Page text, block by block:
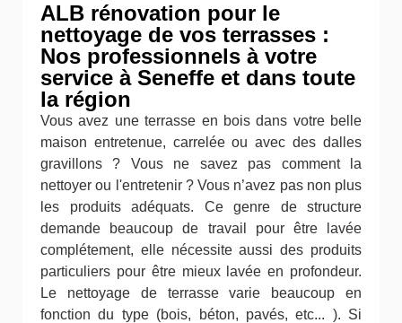
ALB rénovation pour le
nettoyage de vos terrasses :
Nos professionnels à votre
service à Seneffe et dans toute
la région
Vous avez une terrasse en bois dans votre belle
maison entretenue, carrelée ou avec des dalles
gravillons ? Vous ne savez pas comment la
nettoyer ou l'entretenir ? Vous n’avez pas non plus
les produits adéquats. Ce genre de structure
demande beaucoup de travail pour être lavée
complétement, elle nécessite aussi des produits
particuliers pour être mieux lavée en profondeur.
Le nettoyage de terrasse varie beaucoup en
fonction du type (bois, béton, pavés, etc... ). Si